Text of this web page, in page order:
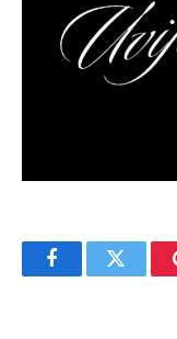
FacebookTwitter